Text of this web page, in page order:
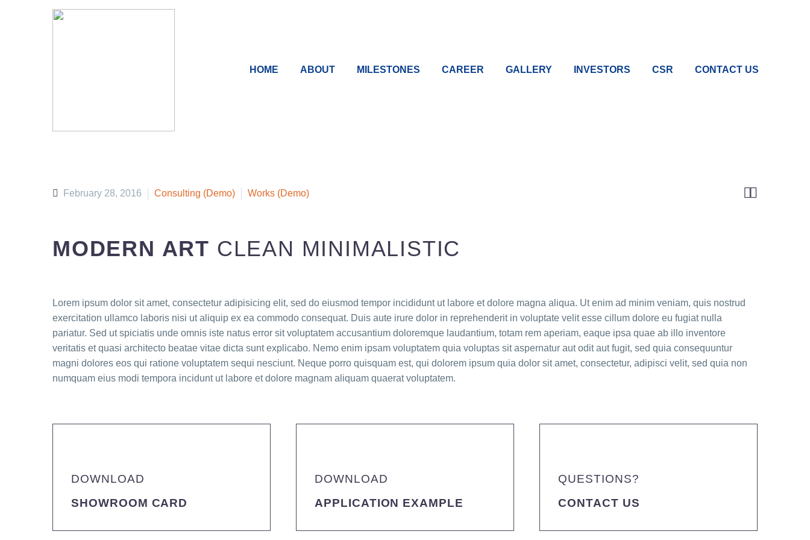
HOME ABOUT MILESTONES CAREER GALLERY INVESTORS CSR CONTACT US

February 28, 2016 Consulting (Demo) Works (Demo)
MODERN ART CLEAN MINIMALISTIC
Lorem ipsum dolor sit amet, consectetur adipisicing elit, sed do eiusmod tempor incididunt ut labore et dolore magna aliqua. Ut enim ad minim veniam, quis nostrud
exercitation ullamco laboris nisi ut aliquip ex ea commodo consequat. Duis aute irure dolor in reprehenderit in voluptate velit esse cillum dolore eu fugiat nulla
pariatur. Sed ut spiciatis unde omnis iste natus error sit voluptatem accusantium doloremque laudantium, totam rem aperiam, eaque ipsa quae ab illo inventore
veritatis et quasi architecto beatae vitae dicta sunt explicabo. Nemo enim ipsam voluptatem quia voluptas sit aspernatur aut odit aut fugit, sed quia consequuntur
magni dolores eos qui ratione voluptatem sequi nesciunt. Neque porro quisquam est, qui dolorem ipsum quia dolor sit amet, consectetur, adipisci velit, sed quia non
numquam eius modi tempora incidunt ut labore et dolore magnam aliquam quaerat voluptatem.
DOWNLOAD
SHOWROOM CARD
DOWNLOAD
APPLICATION EXAMPLE
QUESTIONS?
CONTACT US